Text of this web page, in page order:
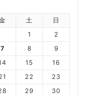
土
日
1
2
7 8
9
15
16
22
23
29 30